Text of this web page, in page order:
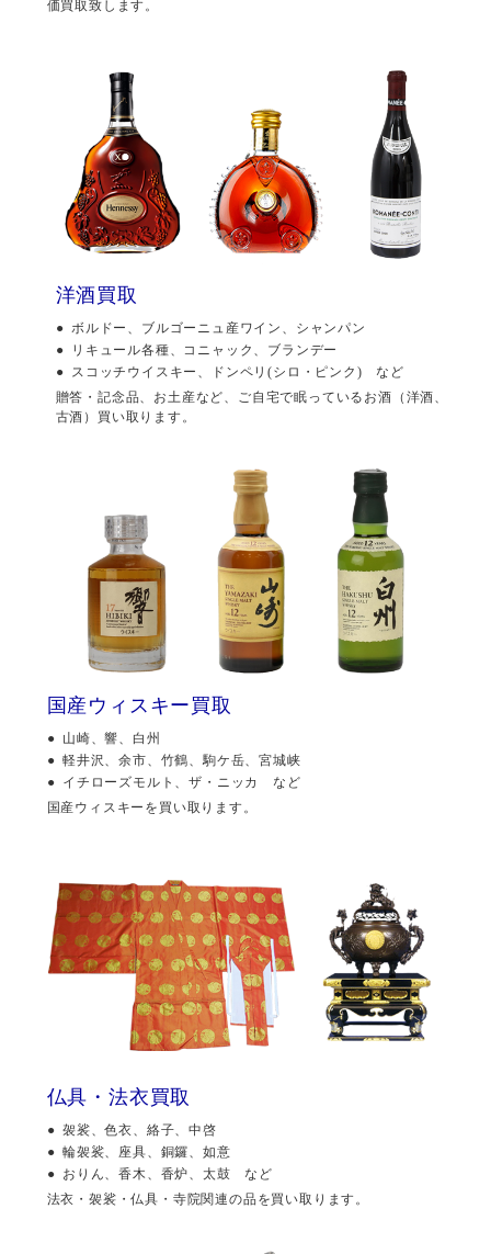
価買取致します。
洋酒買取
ボルドー、ブルゴーニュ産ワイン、シャンパン
リキュール各種、コニャック、ブランデー
スコッチウイスキー、ドンペリ(シロ・ピンク) など
贈答・記念品、お土産など、ご自宅で眠っているお酒（洋酒、
古酒）買い取ります。
国産ウィスキー買取
山崎、響、白州
軽井沢、余市、竹鶴、駒ケ岳、宮城峡
イチローズモルト、ザ・ニッカ など
国産ウィスキーを買い取ります。
仏具・法衣買取
袈裟、色衣、絡子、中啓
輪袈裟、座具、銅鑼、如意
おりん、香木、香炉、太鼓 など
法衣・袈裟・仏具・寺院関連の品を買い取ります。